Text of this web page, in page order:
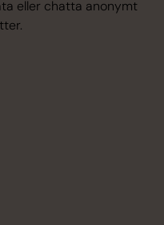
eller chatta anonymt